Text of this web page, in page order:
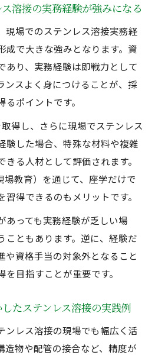
溶接の実務経験が強みになる
現場でのステンレス溶接実務経
成で大きな強みとなります。資
あり、実務経験は即戦力として
ンスよく身につけることが、採
ポイントです。
得し、さらに現場でステンレス
験した場合、特殊な材料や複雑
る人材として評価されます。
場教育）を通じて、座学だけで
得できるのもメリットです。
あっても実務経験が乏しい場
こともあります。逆に、経験だ
や資格手当の対象外となること
目指すことが重要です。
たステンレス溶接の実践例
ンレス溶接の現場でも幅広く活
造物や配管の接合など、精度が